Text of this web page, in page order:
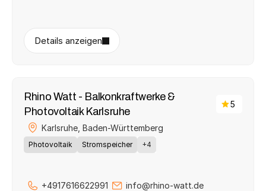
Details anzeigen
Rhino Watt - Balkonkraftwerke &
Photovoltaik Karlsruhe
5
Karlsruhe, Baden-Württemberg
Photovoltaik Stromspeicher +4
+4917616622991 info@rhino-watt.de